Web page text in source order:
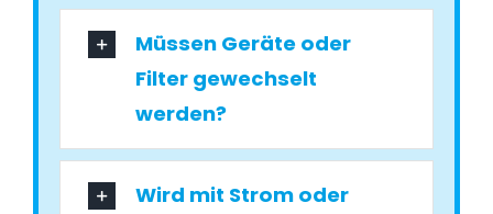
Müssen Geräte oder
Filter gewechselt
werden?
Wird mit Strom oder